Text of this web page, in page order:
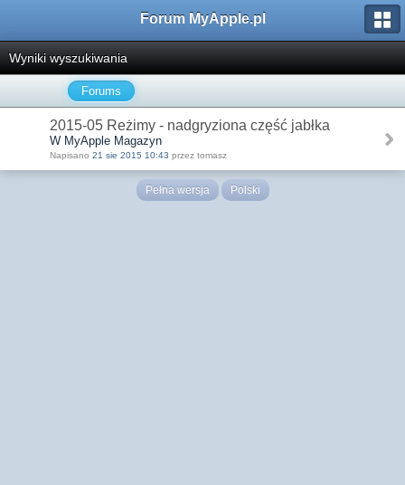
Forum MyApple.pl
Wyniki wyszukiwania
Forums
2015-05 Reżimy - nadgryziona część jabłka
W MyApple Magazyn
Napisano 21 sie 2015 10:43 przez tomasz
Pełna wersja Polski